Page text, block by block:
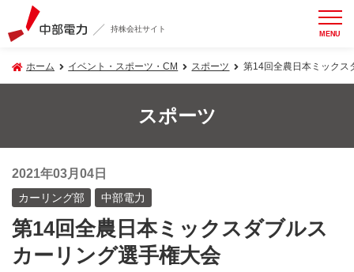
持株会社サイト MENU
ホーム イベント・スポーツ・CM スポーツ 第14回全農日本ミックス
スポーツ
2021年03月04日
カーリング部 中部電力
第14回全農日本ミックスダブルス
カーリング選手権大会